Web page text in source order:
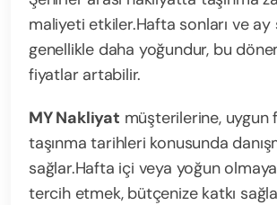
maliyeti etkiler.Hafta sonları ve ay
genellikle daha yoğundur, bu
fiyatlar artabilir.
MY Nakliyat müşterilerine, uygun
taşınma tarihleri konusunda
sağlar.Hafta içi veya yoğun
tercih etmek, bütçenize katkı